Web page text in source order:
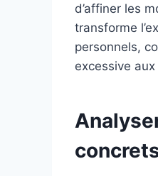
d’affiner les
transforme
personnels,
excessive